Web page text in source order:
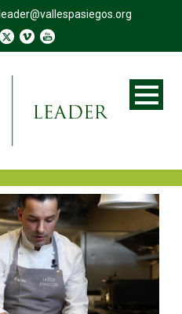
leader@vallespasiegos.org